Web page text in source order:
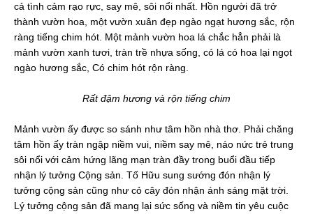
cả tình cảm rạo rực, say mê, sôi nổi nhất. Hồn người đã trở
thành vườn hoa, một vườn xuân đẹp ngào ngạt hương sắc, rộn
ràng tiếng chim hót. Một mảnh vườn hoa lá chắc hẳn phải là
mảnh vườn xanh tươi, tràn trề nhựa sống, có lá có hoa lại ngọt
ngào hương sắc, Có chim hót rộn ràng.
Rất đậm hương và rộn tiếng chim
Mảnh vườn ấy được so sánh như tâm hồn nhà thơ. Phải chăng
tâm hồn ấy tràn ngập niềm vui, niềm say mê, náo nức trẻ trung
sôi nổi với cảm hứng lãng mạn tràn đầy trong buổi đầu tiếp
nhận lý tưởng Cộng sản. Tố Hữu sung sướng đón nhận lý
tưởng cộng sản cũng như cỏ cây đón nhận ánh sáng mặt trời.
Lý tưởng cộng sản đã mang lại sức sống và niềm tin yêu cuộc